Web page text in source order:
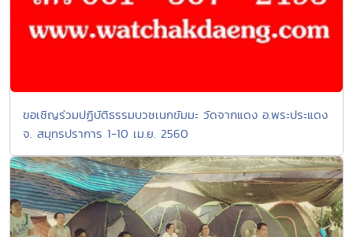
ขอเชิญร่วมปฏิบัติธรรมบวชเนกขัมมะ วัดจากแดง อ.พระประแดง
จ. สมุทรปราการ 1-10 เม.ย. 2560